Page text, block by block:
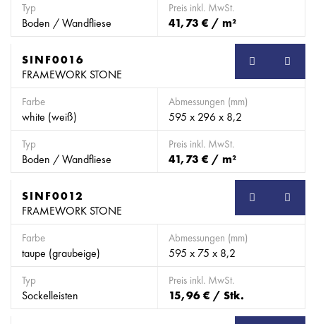
Typ
Boden / Wandfliese
Preis inkl. MwSt.
41,73 € / m²
SB
SINF0016
FRAMEWORK STONE
Farbe
white (weiß)
Abmessungen (mm)
595 x 296 x 8,2
Typ
Boden / Wandfliese
Preis inkl. MwSt.
41,73 € / m²
SB
SINF0012
FRAMEWORK STONE
Farbe
taupe (graubeige)
Abmessungen (mm)
595 x 75 x 8,2
Typ
Sockelleisten
Preis inkl. MwSt.
15,96 € / Stk.